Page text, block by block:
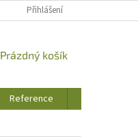
Přihlášení
NÁKUPNÍ
Prázdný košík
Reference